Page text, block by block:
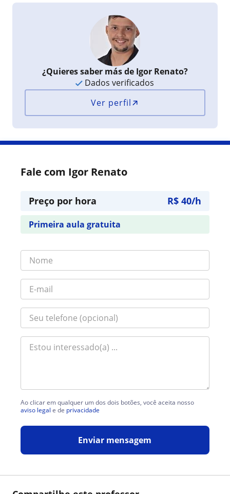
¿Quieres saber más de Igor Renato?
Dados verificados
Ver perfil
Fale com Igor Renato
Preço por hora R$ 40/h
Primeira aula gratuita
Ao clicar em qualquer um dos dois botões, você aceita nosso
aviso legal e de privacidade
Enviar mensagem